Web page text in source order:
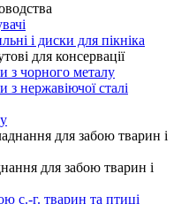
і диски для пікніка
для консервації
з чорного металу
з нержавіючої сталі
для забою тварин і